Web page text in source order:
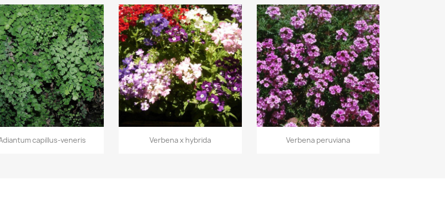
Vista rápida
capillus-veneris Vista rápida
Verbena x hybrida Vista rápida
Verbena peruviana